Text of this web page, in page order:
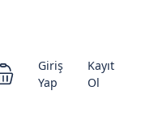
Giriş
Yap
Kayıt
Ol